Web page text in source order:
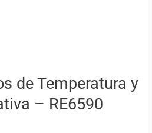
de Temperatura y
– RE6590